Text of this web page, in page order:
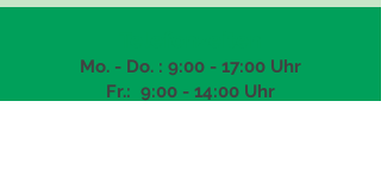
Mo. - Do. : 9:00 - 17:00 Uhr
Fr.: 9:00 - 14:00 Uhr